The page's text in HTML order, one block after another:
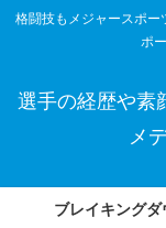
格闘技もメジャースポー
ポ
選手の経歴や素
メ
ブレイキングダ